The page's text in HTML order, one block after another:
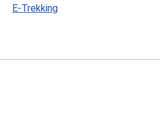
E-Trekking